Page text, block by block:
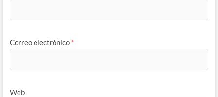
Correo electrónico *
Web